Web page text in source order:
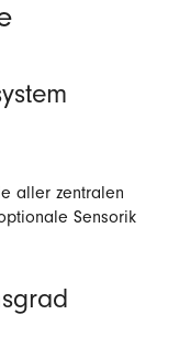
aller zentralen
Sensorik